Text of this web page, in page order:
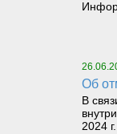
Об
В
2024